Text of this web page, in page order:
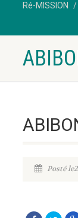
Ré-MISSION
Posté